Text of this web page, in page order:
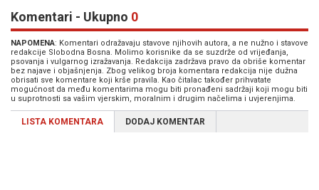
Komentari - Ukupno 0
NAPOMENA: Komentari odražavaju stavove njihovih autora, a ne nužno i stavove
redakcije Slobodna Bosna. Molimo korisnike da se suzdrže od vrijeđanja,
psovanja i vulgarnog izražavanja. Redakcija zadržava pravo da obriše komentar
bez najave i objašnjenja. Zbog velikog broja komentara redakcija nije dužna
obrisati sve komentare koji krše pravila. Kao čitalac također prihvatate
mogućnost da među komentarima mogu biti pronađeni sadržaji koji mogu biti
u suprotnosti sa vašim vjerskim, moralnim i drugim načelima i uvjerenjima.
LISTA KOMENTARA DODAJ KOMENTAR